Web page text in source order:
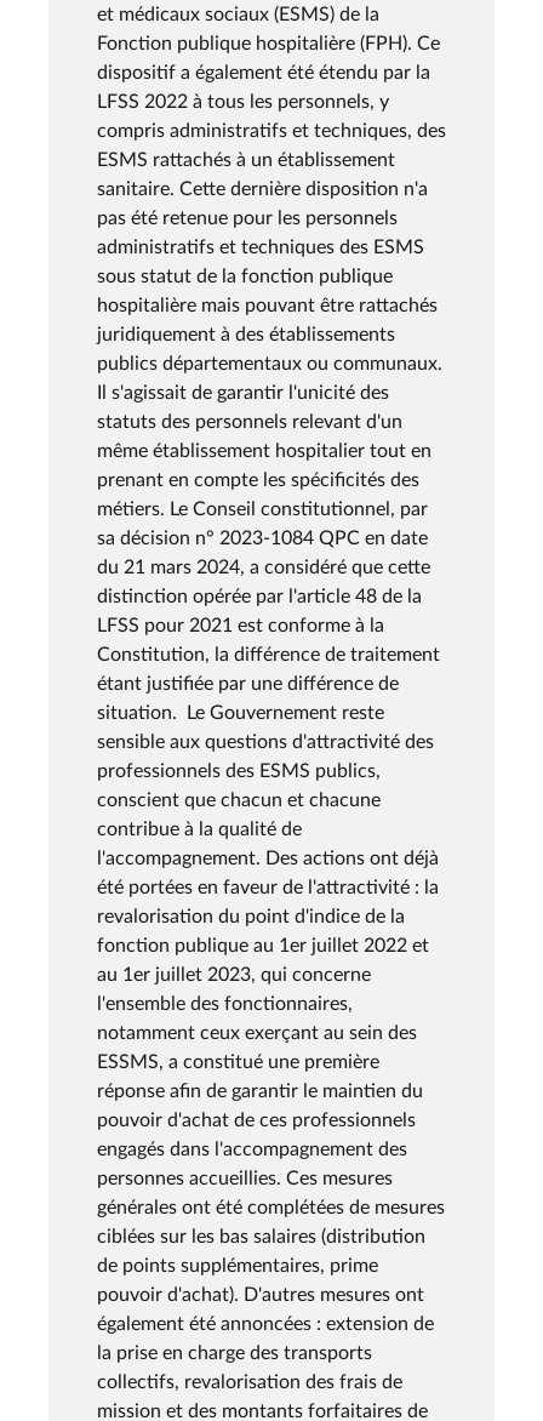
et médicaux sociaux (ESMS) de la
Fonction publique hospitalière (FPH). Ce
dispositif a également été étendu par la
LFSS 2022 à tous les personnels, y
compris administratifs et techniques, des
ESMS rattachés à un établissement
sanitaire. Cette dernière disposition n'a
pas été retenue pour les personnels
administratifs et techniques des ESMS
sous statut de la fonction publique
hospitalière mais pouvant être rattachés
juridiquement à des établissements
publics départementaux ou communaux.
Il s'agissait de garantir l'unicité des
statuts des personnels relevant d'un
même établissement hospitalier tout en
prenant en compte les spécificités des
métiers. Le Conseil constitutionnel, par
sa décision n° 2023-1084 QPC en date
du 21 mars 2024, a considéré que cette
distinction opérée par l'article 48 de la
LFSS pour 2021 est conforme à la
Constitution, la différence de traitement
étant justifiée par une différence de
situation. Le Gouvernement reste
sensible aux questions d'attractivité des
professionnels des ESMS publics,
conscient que chacun et chacune
contribue à la qualité de
l'accompagnement. Des actions ont déjà
été portées en faveur de l'attractivité : la
revalorisation du point d'indice de la
fonction publique au 1er juillet 2022 et
au 1er juillet 2023, qui concerne
l'ensemble des fonctionnaires,
notamment ceux exerçant au sein des
ESSMS, a constitué une première
réponse afin de garantir le maintien du
pouvoir d'achat de ces professionnels
engagés dans l'accompagnement des
personnes accueillies. Ces mesures
générales ont été complétées de mesures
ciblées sur les bas salaires (distribution
de points supplémentaires, prime
pouvoir d'achat). D'autres mesures ont
également été annoncées : extension de
la prise en charge des transports
collectifs, revalorisation des frais de
mission et des montants forfaitaires de